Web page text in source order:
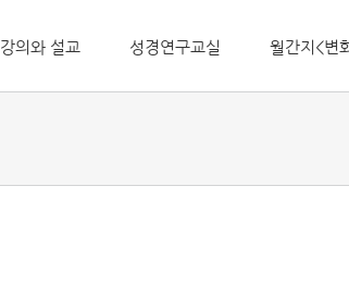
강의와 설교 성경연구교실 월간지<변